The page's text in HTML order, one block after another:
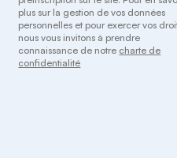
plus sur la gestion de vos données
personnelles et pour exercer vos
nous vous invitons à prendre
connaissance de notre charte de
confidentialité